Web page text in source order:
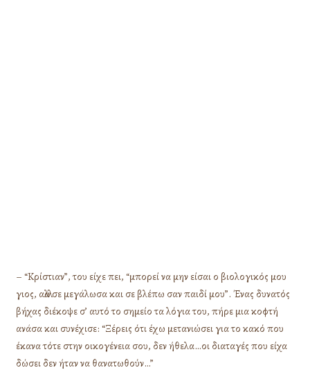
– “Κρίστιαν”, του είχε πει, “μπορεί να μην είσαι ο βιολογικός μου
γιος, αλλά σε μεγάλωσα και σε βλέπω σαν παιδί μου”. Ένας δυνατός
βήχας διέκοψε σ’ αυτό το σημείο τα λόγια του, πήρε μια κοφτή
ανάσα και συνέχισε: “Ξέρεις ότι έχω μετανιώσει για το κακό που
έκανα τότε στην οικογένεια σου, δεν ήθελα…οι διαταγές που είχα
δώσει δεν ήταν να θανατωθούν…”